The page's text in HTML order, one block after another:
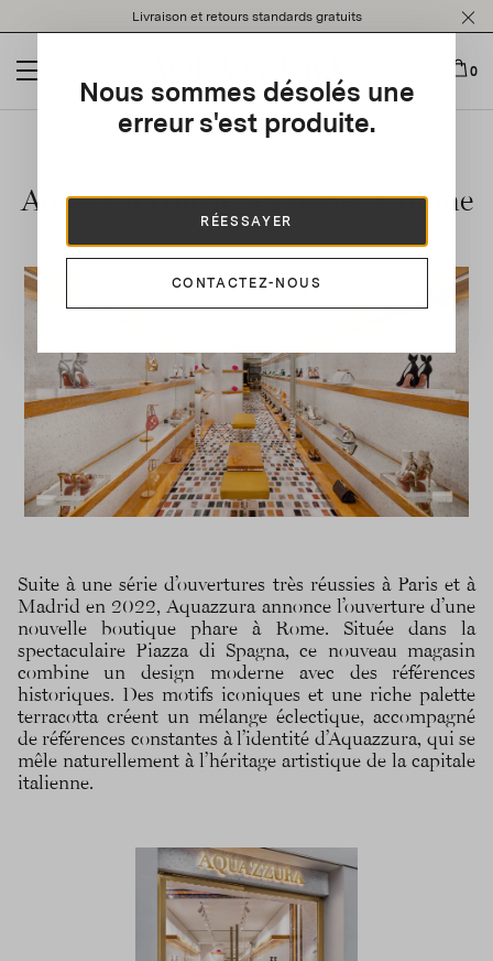
note:
website
an
Livraison et retours standards gratuits
0
Nous sommes désolés une
erreur s'est produite.
RÉESSAYER
CONTACTEZ-NOUS
Aquazzura ouvre ses portes à Rome
Suite à une série d’ouvertures très réussies à Paris et à
Madrid en 2022, Aquazzura annonce l’ouverture d’une
nouvelle boutique phare à Rome. Située dans la
spectaculaire Piazza di Spagna, ce nouveau magasin
combine un design moderne avec des références
historiques. Des motifs iconiques et une riche palette
terracotta créent un mélange éclectique, accompagné
de références constantes à l’identité d’Aquazzura, qui se
mêle naturellement à l’héritage artistique de la capitale
italienne.